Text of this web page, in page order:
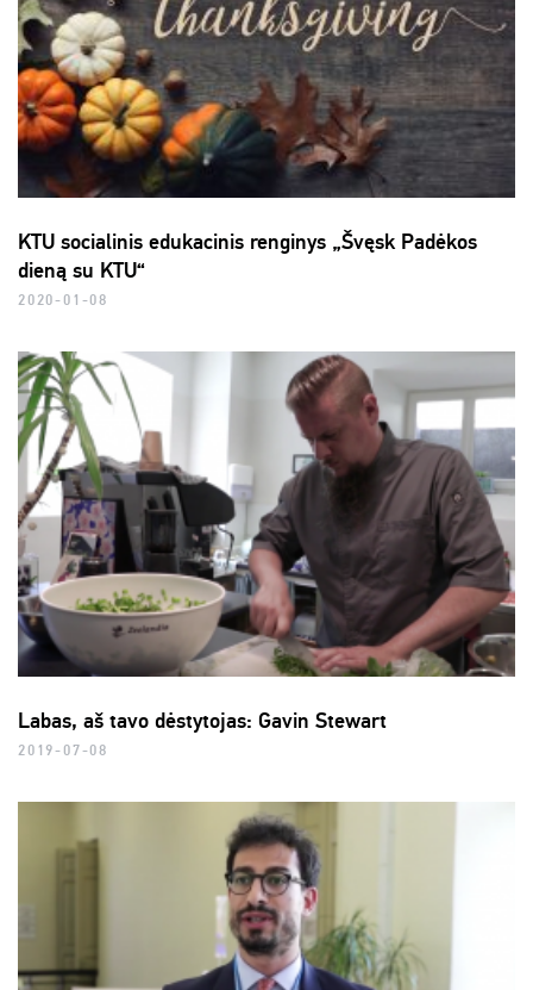
KTU socialinis edukacinis renginys „Švęsk Padėkos
dieną su KTU“
2020-01-08
Labas, aš tavo dėstytojas: Gavin Stewart
2019-07-08